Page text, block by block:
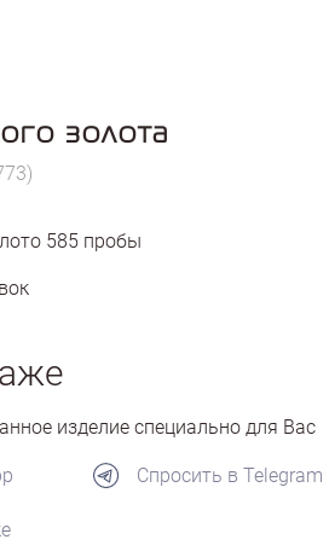
золота
585 пробы
изделие специально для Вас
Спросить в Telegram